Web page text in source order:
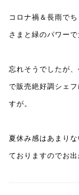
コロナ禍＆長雨で
さまと緑のパワー
忘れそうでしたが
で販売絶好調 シェ
すが。
夏休み感はあまり
ておりますのでお出